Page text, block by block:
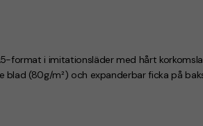
format i imitationsläder med hårt
blad (80g/m²) och expanderbar ficka på